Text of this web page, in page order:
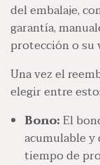
del embalaje,
garantía,
protección o su
Una vez el
elegir entre
Bono:El
acumulable y
tiempo de